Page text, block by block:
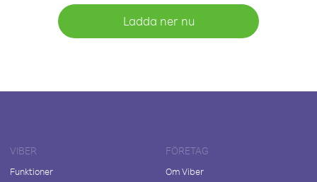
Ladda ner nu
VIBER
Funktioner
FÖRETAG
Om Viber